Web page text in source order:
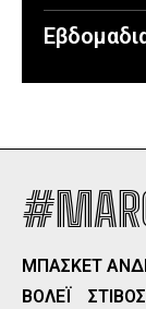
ΜΠΑΣΚΕΤ
ΒΟΛΕΪ
ΣΤΙΒΟΣ